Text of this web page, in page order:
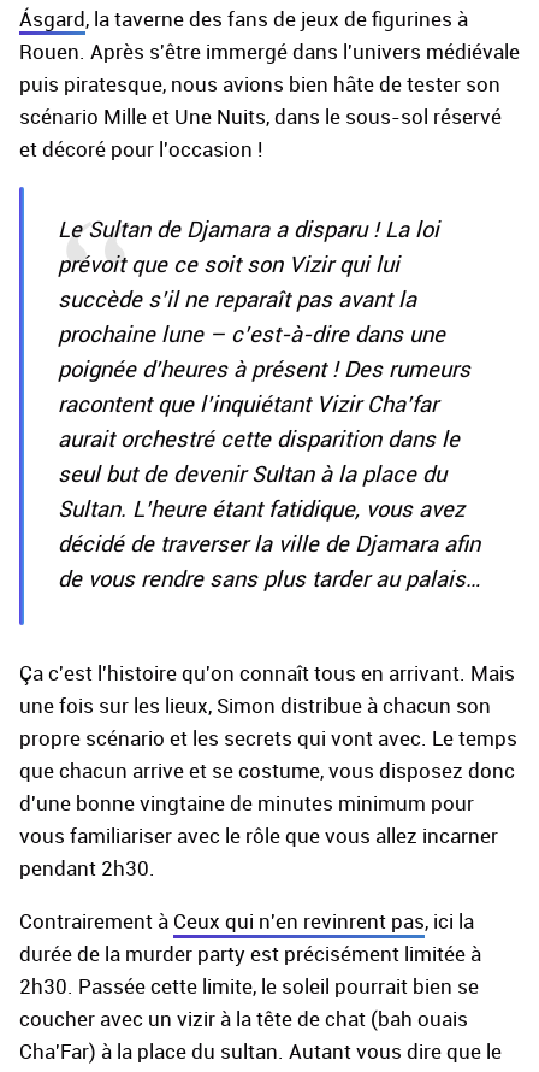
Ásgard, la taverne des fans de jeux de figurines à
Rouen. Après s'être immergé dans l'univers médiévale
puis piratesque, nous avions bien hâte de tester son
scénario Mille et Une Nuits, dans le sous-sol réservé
et décoré pour l'occasion !
Le Sultan de Djamara a disparu ! La loi
prévoit que ce soit son Vizir qui lui
succède s’il ne reparaît pas avant la
prochaine lune – c’est-à-dire dans une
poignée d’heures à présent ! Des rumeurs
racontent que l’inquiétant Vizir Cha’far
aurait orchestré cette disparition dans le
seul but de devenir Sultan à la place du
Sultan. L’heure étant fatidique, vous avez
décidé de traverser la ville de Djamara afin
de vous rendre sans plus tarder au palais…
Ça c'est l'histoire qu'on connaît tous en arrivant. Mais
une fois sur les lieux, Simon distribue à chacun son
propre scénario et les secrets qui vont avec. Le temps
que chacun arrive et se costume, vous disposez donc
d'une bonne vingtaine de minutes minimum pour
vous familiariser avec le rôle que vous allez incarner
pendant 2h30.
Contrairement à Ceux qui n'en revinrent pas, ici la
durée de la murder party est précisément limitée à
2h30. Passée cette limite, le soleil pourrait bien se
coucher avec un vizir à la tête de chat (bah ouais
Cha'Far) à la place du sultan. Autant vous dire que le